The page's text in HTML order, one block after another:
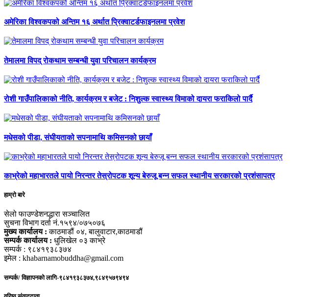
अमेरिका विश्वकपको अन्तिम १६ अर्थात प्रिक्वाटर्डफाइनलमा प्रवेश
तेमालमा विपद् रोकथाम सम्बन्धी युवा परिचालन कार्यक्रम
रोशी गाउँपालिकाको नीति, कार्यक्रम र बजेट : निशुल्क स्वास्थ्य विमाको दायरा फराकिलो पार्दै
मधेसको पीडा, संघीयताको सपनामाथि कमिसनको छायाँ
काभ्रेको महाभारतले पायो निरन्तर तेस्रोपटक शून्य बेरुजू बन्न सफल स्थानीय सरकारको प्रशंसापत्र
हाम्रो बारे
सेलो फाउण्डेशनद्धारा सञ्चालित
सुचना विभाग दर्ता नं.१५९४/०७५०७६
मुख्य कार्यालय : काठमाडौं ०४, बालुवाटार,काठमाडौं
सम्पर्क कार्यालय : धुलिखेल ०३ काभ्रे
सम्पर्क : ९८४१९३८३७४
इमेल : khabarnamobuddha@gmail.com
सम्पर्क/ विज्ञापनको लागि-९८४१९३८३७४,९८४९५७९४९४